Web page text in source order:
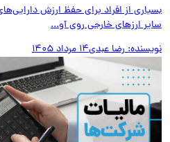
از افراد برای حفظ ارزش دارایی‌های
ارزهای خارجی روی آو...
رضا عبدی14 مرداد 1405